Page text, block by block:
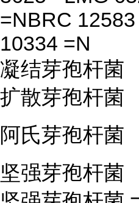
=NBRC
10334 =N
凝结芽孢杆菌
扩散芽孢杆菌
阿氏芽孢杆菌
坚强芽孢杆菌